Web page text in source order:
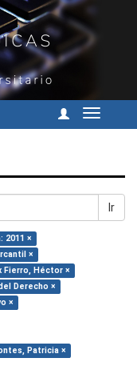
Cambiar
Ir
2011 ×
×
Fierro, Héctor ×
Derecho ×
×
Patricia ×